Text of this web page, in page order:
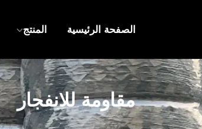
الصفحة الرئيسية المنتج
مقاومة للانفجار